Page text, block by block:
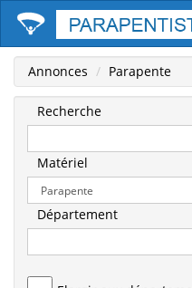
Annonces Parapente
Recherche
Matériel
Département